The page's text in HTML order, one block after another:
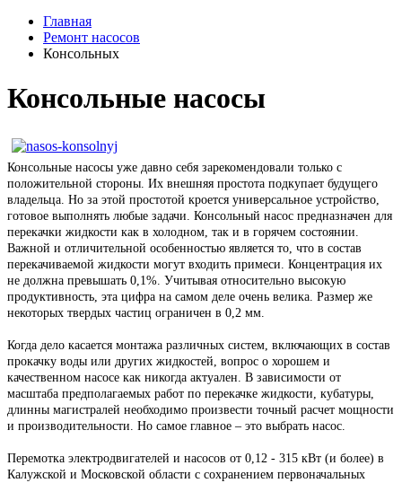
Главная
Ремонт насосов
Консольных
Консольные насосы
Консольные насосы уже давно себя зарекомендовали только с
положительной стороны. Их внешняя простота подкупает будущего
владельца. Но за этой простотой кроется универсальное устройство,
готовое выполнять любые задачи. Консольный насос предназначен для
перекачки жидкости как в холодном, так и в горячем состоянии.
Важной и отличительной особенностью является то, что в состав
перекачиваемой жидкости могут входить примеси. Концентрация их
не должна превышать 0,1%. Учитывая относительно высокую
продуктивность, эта цифра на самом деле очень велика. Размер же
некоторых твердых частиц ограничен в 0,2 мм.
Когда дело касается монтажа различных систем, включающих в состав
прокачку воды или других жидкостей, вопрос о хорошем и
качественном насосе как никогда актуален. В зависимости от
масштаба предполагаемых работ по перекачке жидкости, кубатуры,
длинны магистралей необходимо произвести точный расчет мощности
и производительности. Но самое главное – это выбрать насос.
Перемотка электродвигателей и насосов от 0,12 - 315 кВт (и более) в
Калужской и Московской области с сохранением первоначальных